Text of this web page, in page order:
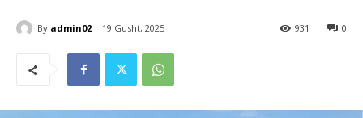
By admin02 19 Gusht, 2025 0
931